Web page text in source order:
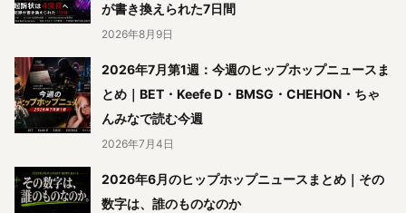
が書き換えられた7日間
2026年8月9日
2026年7月第1週：今週のヒップホップニュースま
とめ｜BET・Keefe D・BMSG・CHEHON・ちゃ
んみなで読む今週
2026年7月4日
2026年6月のヒップホップニュースまとめ｜その
数字は、誰のものなのか